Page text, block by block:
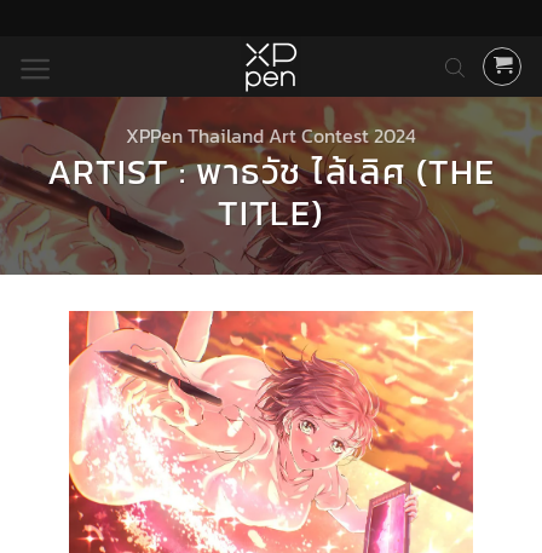
ยัง
เนื้อหา
XPPen Thailand Art Contest 2024
ARTIST : พาธวัช ไล้เลิศ (THE
TITLE)